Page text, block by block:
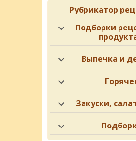
Рубрикатор
Подборки
Выпечка и
Закуски,